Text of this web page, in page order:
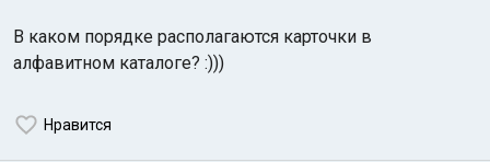
В каком порядке располагаются карточки в
алфавитном каталоге? :)))
Нравится